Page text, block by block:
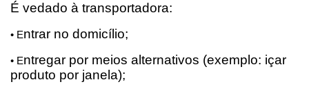
É vedado à transportadora:
• Entrar no domicílio;
• Entregar por meios alternativos (exemplo: içar
produto por janela);